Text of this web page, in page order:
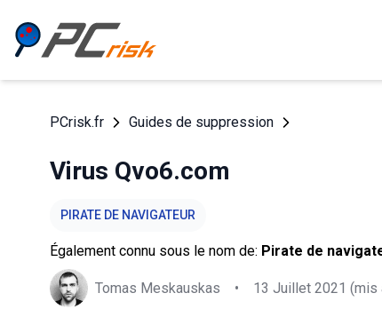
PCrisk.fr Guides de suppression
Virus Qvo6.com
PIRATE DE NAVIGATEUR
Également connu sous le nom de: Pirate de
Tomas Meskauskas • 13 Juillet 2021 (mis